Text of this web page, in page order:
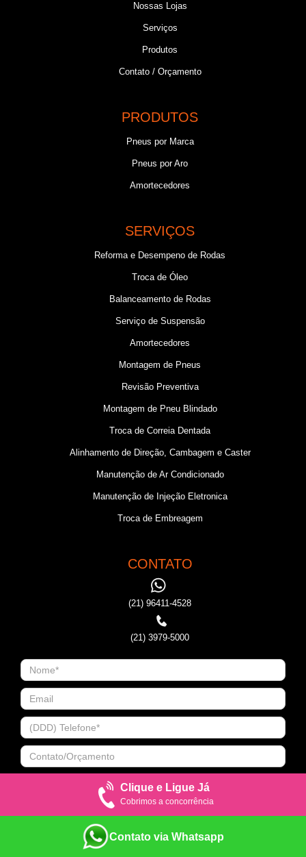
Nossas Lojas
Serviços
Produtos
Contato / Orçamento
PRODUTOS
Pneus por Marca
Pneus por Aro
Amortecedores
SERVIÇOS
Reforma e Desempeno de Rodas
Troca de Óleo
Balanceamento de Rodas
Serviço de Suspensão
Amortecedores
Montagem de Pneus
Revisão Preventiva
Montagem de Pneu Blindado
Troca de Correia Dentada
Alinhamento de Direção, Cambagem e Caster
Manutenção de Ar Condicionado
Manutenção de Injeção Eletronica
Troca de Embreagem
CONTATO
(21) 96411-4528
(21) 3979-5000
Clique e Ligue Já
Cobrimos a concorrência
Contato via Whatsapp